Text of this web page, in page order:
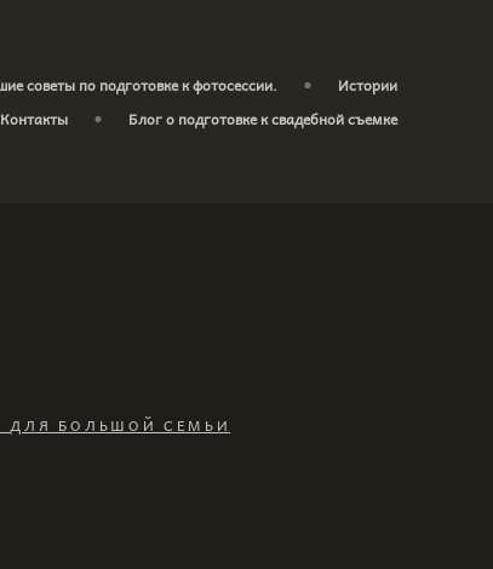
советы по подготовке к фотосессии.
Истории
Контакты Блог о подготовке к свадебной съемке
ДЛЯ БОЛЬШОЙ СЕМЬИ